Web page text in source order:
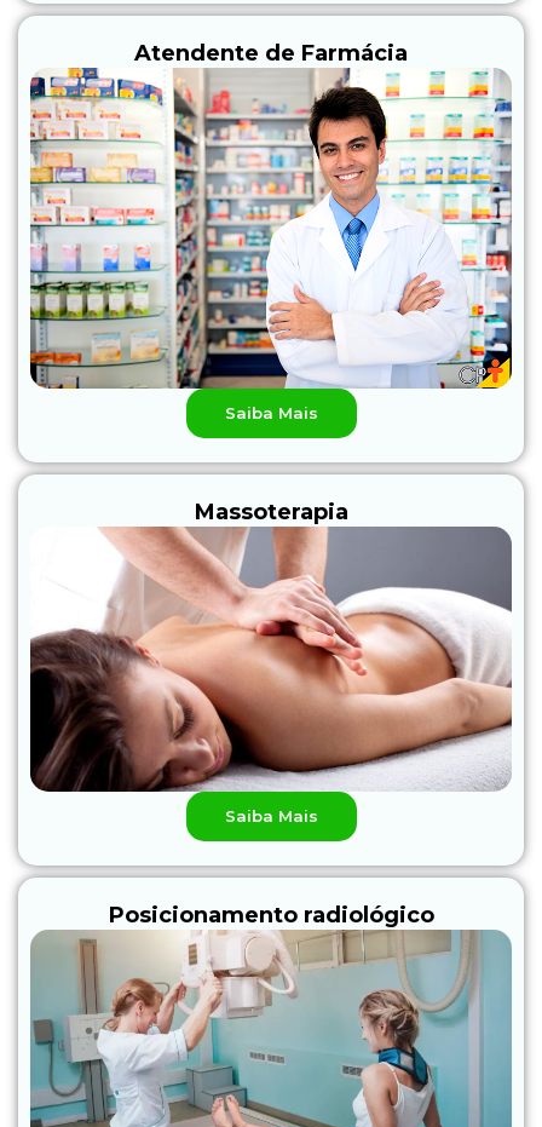
Atendente de Farmácia
Saiba Mais
Massoterapia
Saiba Mais
Posicionamento radiológico